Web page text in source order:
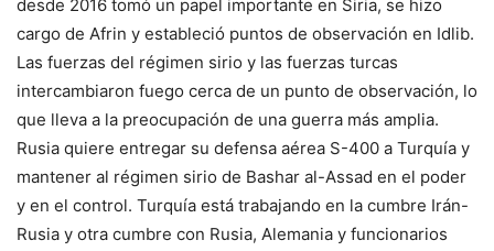
desde 2016 tomó un papel importante en Siria, se hizo
cargo de Afrin y estableció puntos de observación en Idlib.
Las fuerzas del régimen sirio y las fuerzas turcas
intercambiaron fuego cerca de un punto de observación, lo
que lleva a la preocupación de una guerra más amplia.
Rusia quiere entregar su defensa aérea S-400 a Turquía y
mantener al régimen sirio de Bashar al-Assad en el poder
y en el control. Turquía está trabajando en la cumbre Irán-
Rusia y otra cumbre con Rusia, Alemania y funcionarios